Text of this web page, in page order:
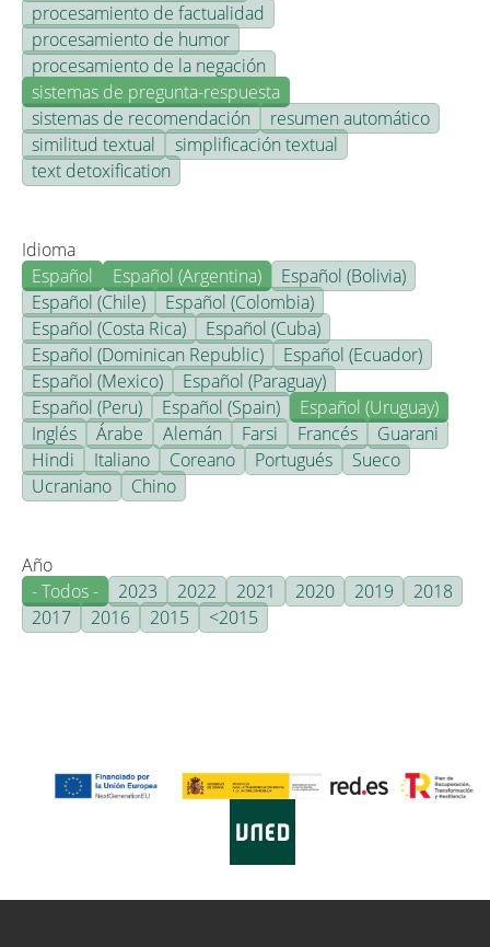
procesamiento de factualidad
procesamiento de humor
procesamiento de la negación
sistemas de pregunta-respuesta
sistemas de recomendación
resumen automático
similitud textual
simplificación textual
text detoxification
Idioma
Español
Español (Argentina)
Español (Bolivia)
Español (Chile)
Español (Colombia)
Español (Costa Rica)
Español (Cuba)
Español (Dominican Republic)
Español (Ecuador)
Español (Mexico)
Español (Paraguay)
Español (Peru)
Español (Spain)
Español (Uruguay)
Inglés
Árabe Alemán Farsi Francés
Guarani
Hindi
Italiano Coreano Portugués
Sueco
Ucraniano
Chino
Año
- Todos -
2023 2022 2021 2020 2019
2018
2017
2016 2015 <2015